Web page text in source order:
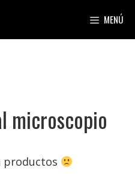
MENÚ
microscopio
productos